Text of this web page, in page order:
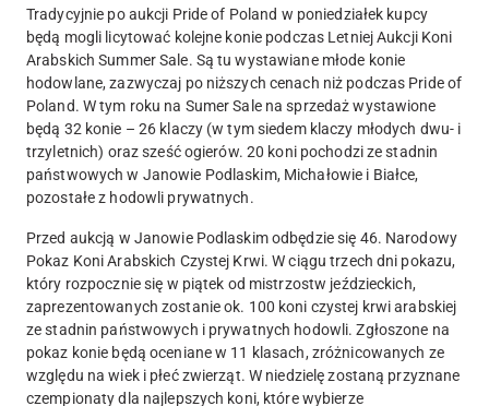
Tradycyjnie po aukcji Pride of Poland w poniedziałek kupcy
będą mogli licytować kolejne konie podczas Letniej Aukcji Koni
Arabskich Summer Sale. Są tu wystawiane młode konie
hodowlane, zazwyczaj po niższych cenach niż podczas Pride of
Poland. W tym roku na Sumer Sale na sprzedaż wystawione
będą 32 konie – 26 klaczy (w tym siedem klaczy młodych dwu- i
trzyletnich) oraz sześć ogierów. 20 koni pochodzi ze stadnin
państwowych w Janowie Podlaskim, Michałowie i Białce,
pozostałe z hodowli prywatnych.
Przed aukcją w Janowie Podlaskim odbędzie się 46. Narodowy
Pokaz Koni Arabskich Czystej Krwi.W ciągu trzech dni pokazu,
który rozpocznie się w piątek od mistrzostw jeździeckich,
zaprezentowanych zostanie ok. 100 koni czystej krwi arabskiej
ze stadnin państwowych i prywatnych hodowli. Zgłoszone na
pokaz konie będą oceniane w 11 klasach, zróżnicowanych ze
względu na wiek i płeć zwierząt. W niedzielę zostaną przyznane
czempionaty dla najlepszych koni, które wybierze